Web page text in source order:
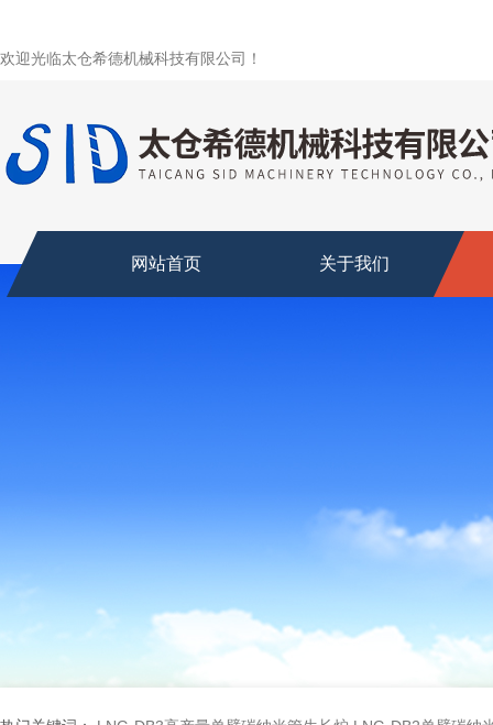
欢迎光临太仓希德机械科技有限公司！
网站首页 关于我们